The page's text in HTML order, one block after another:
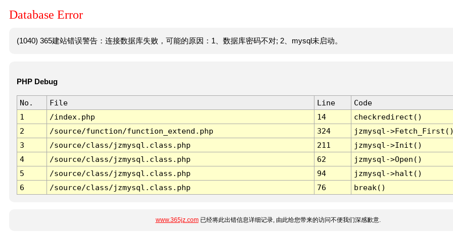
Database Error
(1040) 365建站错误警告：连接数据库失败，可能的原因：1、数据库密码不对; 2、mysql未启动。
PHP Debug
No. File Line
Code
1
/index.php 14
checkredirect()
2
/source/function/function_extend.php 324
jzmysql-
3
/source/class/jzmysql.class.php 211
jzmysql->Init()
4
/source/class/jzmysql.class.php 62
jzmysql->Open()
5
/source/class/jzmysql.class.php 94
jzmysql->halt()
6
/source/class/jzmysql.class.php 76 break()
www.365jz.com已经将此出错信息详细记录, 由此给您带来的访问不便我们深感歉意.